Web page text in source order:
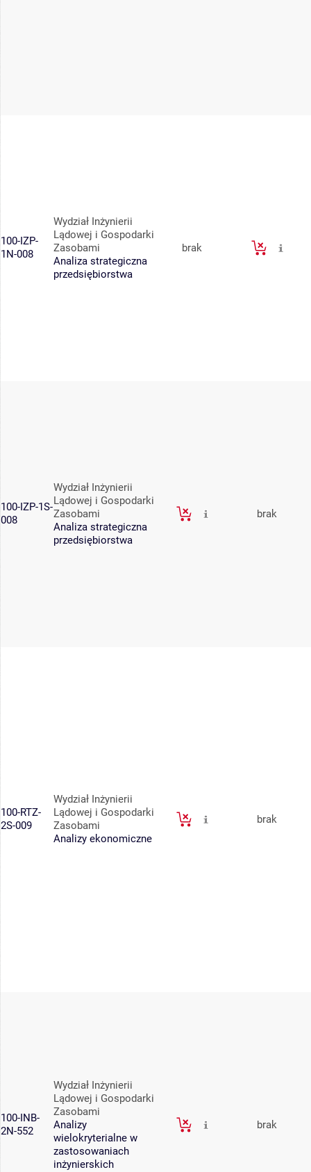
100-IZP-
1N-008
Wydział Inżynierii
Lądowej i Gospodarki
Zasobami
Analiza strategiczna
przedsiębiorstwa
brak
100-IZP-1S-
008
Wydział Inżynierii
Lądowej i Gospodarki
Zasobami
Analiza strategiczna
przedsiębiorstwa
brak
100-RTZ-
2S-009
Wydział Inżynierii
Lądowej i Gospodarki
Zasobami
Analizy ekonomiczne
brak
100-INB-
2N-552
Wydział Inżynierii
Lądowej i Gospodarki
Zasobami
Analizy
wielokryterialne w
zastosowaniach
inżynierskich
brak